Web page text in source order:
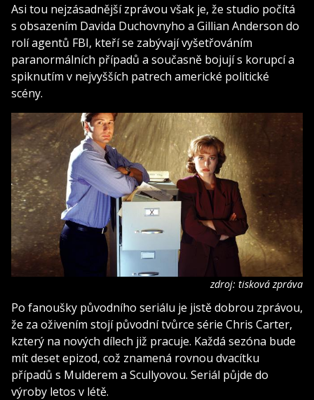
Asi tou nejzásadnější zprávou však je, že studio počítá
s obsazením Davida Duchovnyho a Gillian Anderson do
rolí agentů FBI, kteří se zabývají vyšetřováním
paranormálních případů a současně bojují s korupcí a
spiknutím v nejvyšších patrech americké politické
scény.
zdroj: tisková zpráva
Po fanoušky původního seriálu je jistě dobrou zprávou,
že za oživením stojí původní tvůrce série Chris Carter,
kzterý na nových dílech již pracuje. Každá sezóna bude
mít deset epizod, což znamená rovnou dvacítku
případů s Mulderem a Scullyovou. Seriál půjde do
výroby letos v létě.